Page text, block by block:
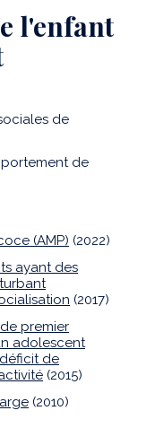
l'enfant
de
de
(AMP) (2022)
ayant des
(2017)
premier
adolescent
de
(2015)
(2010)